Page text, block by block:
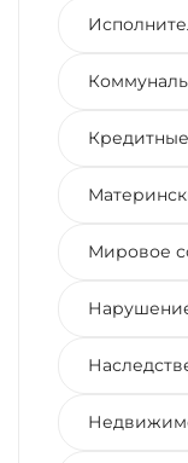
Кредитные
Мировое